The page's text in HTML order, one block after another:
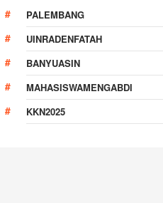
PALEMBANG
UINRADENFATAH
BANYUASIN
MAHASISWAMENGABDI
KKN2025